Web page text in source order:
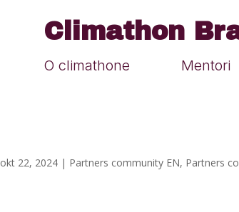
Climathon
O climathone Mentori
okt 22, 2024 | Partners community EN, Partners